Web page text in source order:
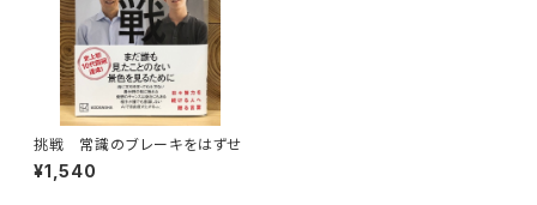
挑戦 常識のブレーキをはずせ
¥1,540